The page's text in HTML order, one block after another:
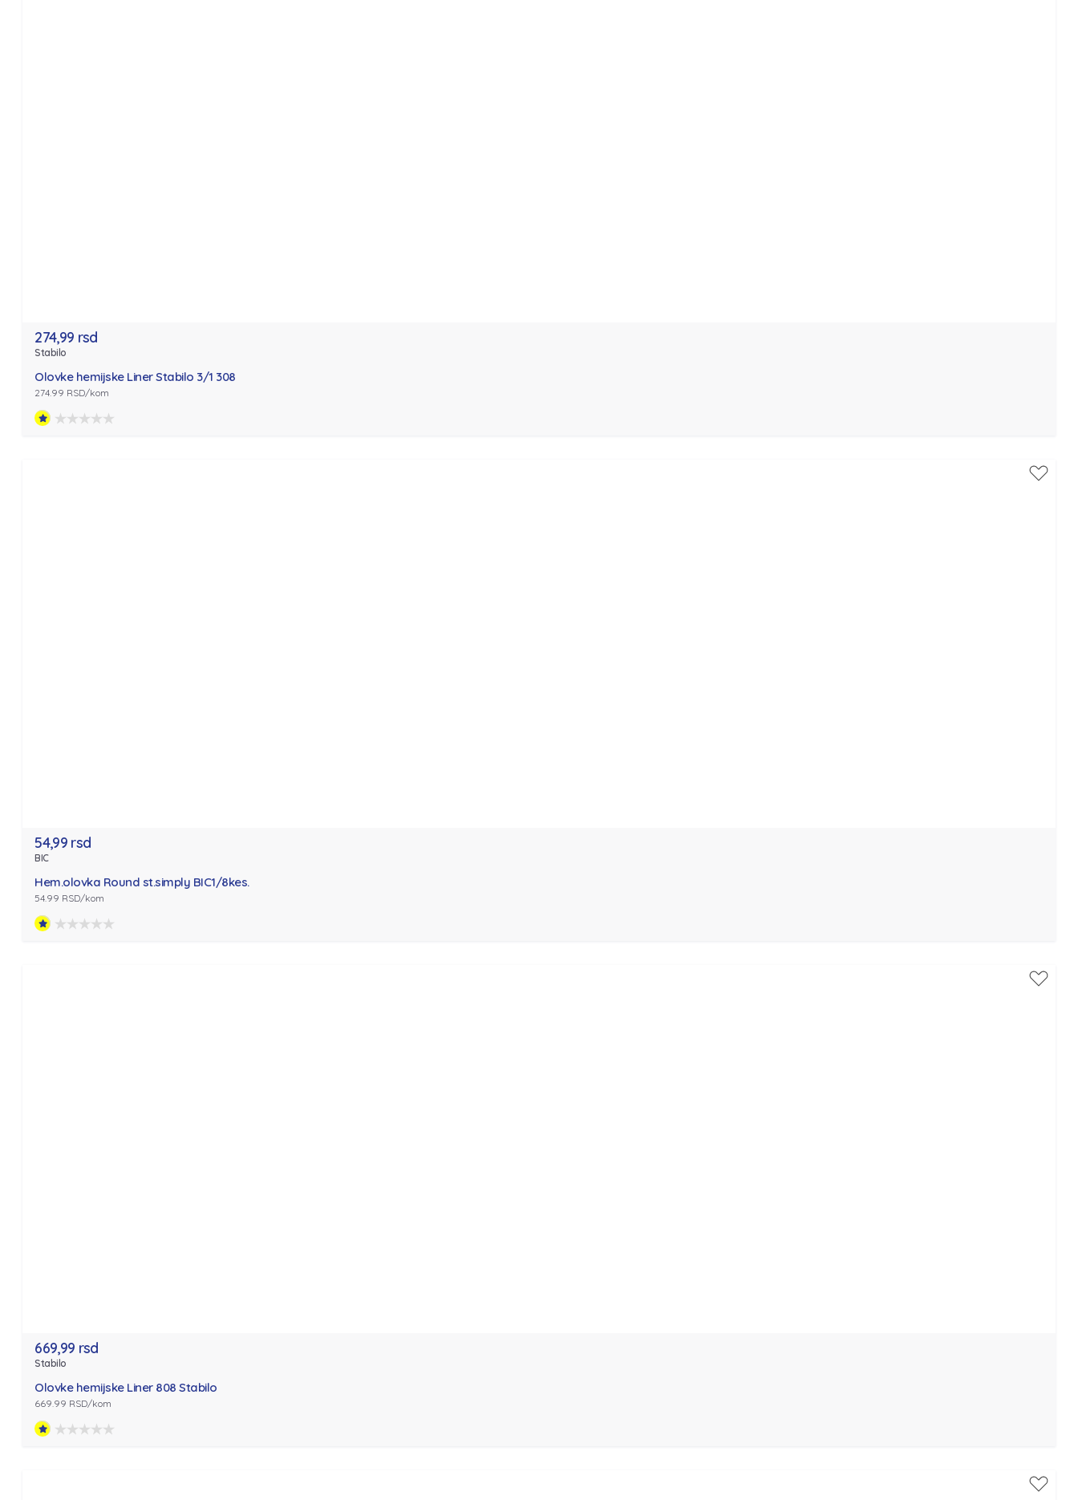
274,99 rsd
Stabilo
Olovke hemijske Liner Stabilo 3/1 308
274.99 RSD/kom
54,99 rsd
BIC
Hem.olovka Round st.simply BIC1/8kes.
54.99 RSD/kom
669,99 rsd
Stabilo
Olovke hemijske Liner 808 Stabilo
669.99 RSD/kom